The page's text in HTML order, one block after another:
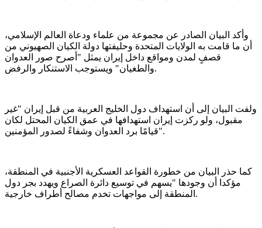
وأكد البيان الصادر عن مجموعة من علماء ودعاة العالم الإسلامي،
أن ما قامت به الولايات المتحدة وحليفتها دولة الكيان الصهيوني من
قصفٍ لمدن ومواقع داخل إيران يمثل "أصرح صور العدوان
والطغيان" ويستوجب الاستنكار والرفض.
ولفت البيان إلى أن استهداف دول الخليج العربية من قبل إيران "غير
مقبول، ولو ركزت إيران استهدافها في عمق الكيان المحتل لكان
قيامًا برد العدوان وشفاءً لصدور المؤمنين".
كما حذر البيان من خطورة القواعد العسكرية الأجنبية في المنطقة،
مؤكدا أن وجودها "يسهم في توسيع دائرة الصراع ويهدد بجر دول
المنطقة إلى مواجهات تخدم مصالح أطراف خارجية.